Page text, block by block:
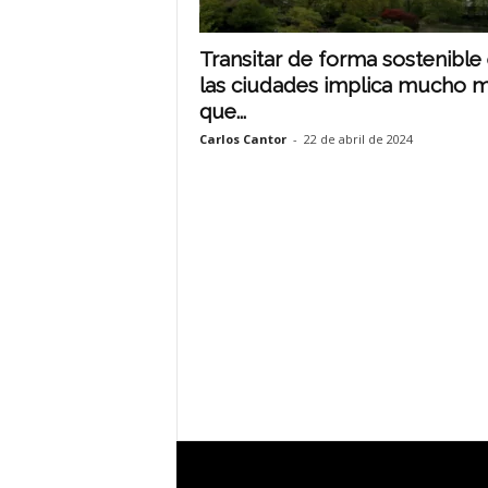
Transitar de forma sostenible
las ciudades implica mucho
que...
Carlos Cantor - 22 de abril de 2024